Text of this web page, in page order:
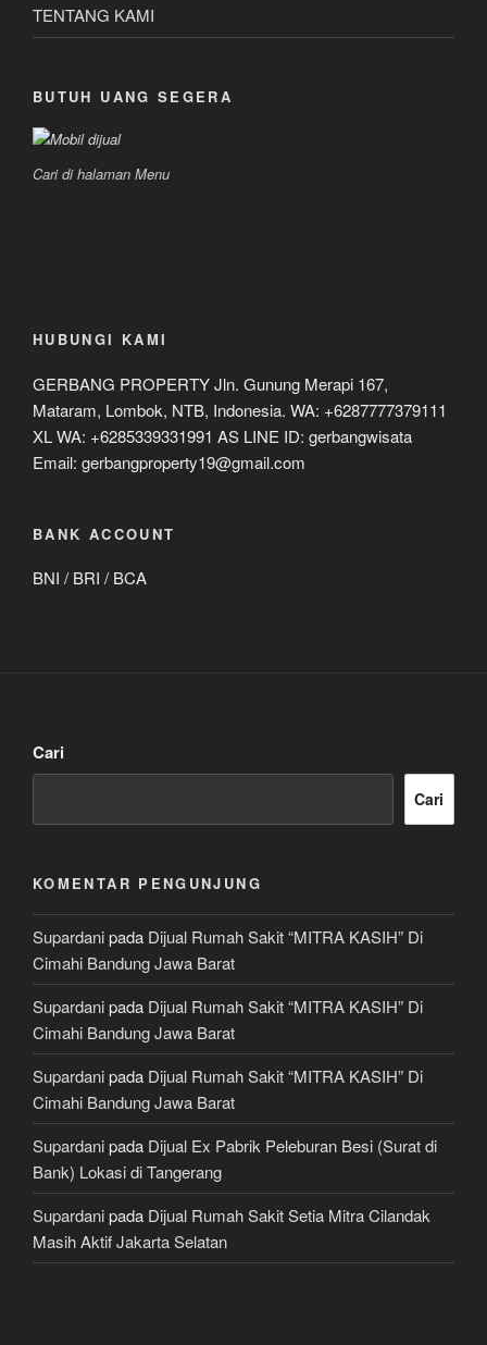
TENTANG KAMI
BUTUH UANG SEGERA
Cari di halaman Menu
HUBUNGI KAMI
GERBANG PROPERTY Jln. Gunung Merapi 167,
Mataram, Lombok, NTB, Indonesia. WA: +6287777379111
XL WA: +6285339331991 AS LINE ID: gerbangwisata
Email: gerbangproperty19@gmail.com
BANK ACCOUNT
BNI / BRI / BCA
Cari
Cari
KOMENTAR PENGUNJUNG
Supardanipada Dijual Rumah Sakit “MITRA KASIH” Di
Cimahi Bandung Jawa Barat
Supardanipada Dijual Rumah Sakit “MITRA KASIH” Di
Cimahi Bandung Jawa Barat
Supardanipada Dijual Rumah Sakit “MITRA KASIH” Di
Cimahi Bandung Jawa Barat
Supardanipada Dijual Ex Pabrik Peleburan Besi (Surat di
Bank) Lokasi di Tangerang
Supardanipada Dijual Rumah Sakit Setia Mitra Cilandak
Masih Aktif Jakarta Selatan